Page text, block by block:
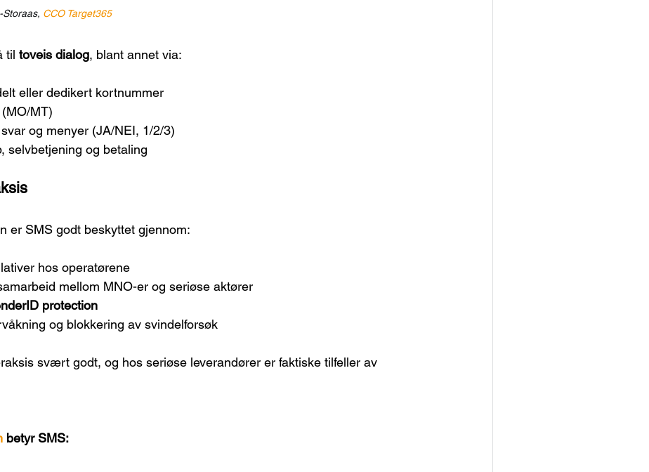
Storaas, CCO Target365
til toveis dialog, blant annet via:
eller dedikert kortnummer
MT)
og menyer (JA/NEI, 1/2/3)
selvbetjening og betaling
er SMS godt beskyttet gjennom:
hos operatørene
mellom MNO-er og seriøse aktører
protection
og blokkering av svindelforsøk
svært godt, og hos seriøse leverandører er faktiske tilfeller av
betyr SMS: